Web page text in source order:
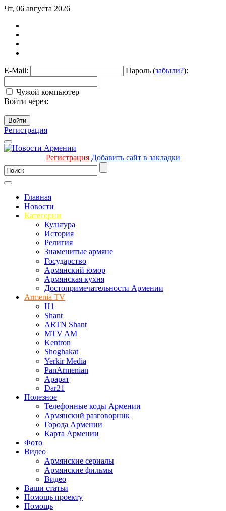
Чт, 06 августа 2026
E-Mail: Пароль (забыли?):
Чужой компьютер
Войти через:
Войти
Регистрация
Регистрация Добавить сайт в закладки
Главная
Новости
Категории
Культура
История
Религия
Знаменитые армяне
Государство
Армянский юмор
Армянская кухня
Достопримечательности Армении
Armenia TV
H1
Shant
ARTN Shant
MTV AM
Kentron
Shoghakat
Yerkir Media
PanArmenian
Арарат
Dar21
Полезное
Телефонные коды Армении
Армянский разговорник
Города Армении
Карта Армении
Фото
Видео
Армянские сериалы
Армянские фильмы
Видео
Ваши статьи
Помощь проекту
Помощь